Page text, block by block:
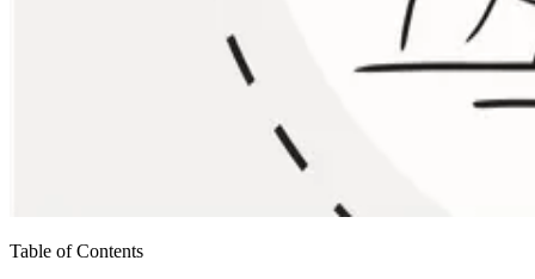
Table of Contents